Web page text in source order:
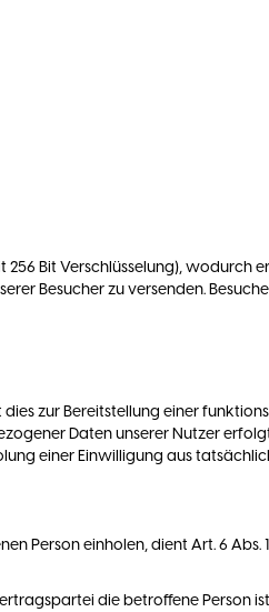
256 Bit Verschlüsselung), wodurch
Besucher zu versenden.
zur Bereitstellung einer
Daten unserer Nutzer
einer Einwilligung aus
einholen, dient Art. 6 Abs. 1
die betroffene Person